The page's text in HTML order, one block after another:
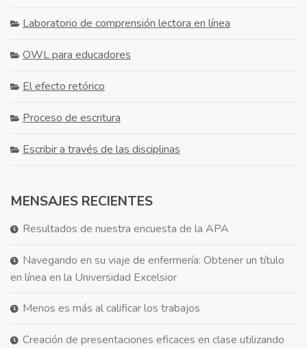
Laboratorio de comprensión lectora en línea
OWL para educadores
El efecto retórico
Proceso de escritura
Escribir a través de las disciplinas
MENSAJES RECIENTES
Resultados de nuestra encuesta de la APA
Navegando en su viaje de enfermería: Obtener un título
en línea en la Universidad Excelsior
Menos es más al calificar los trabajos
Creación de presentaciones eficaces en clase utilizando